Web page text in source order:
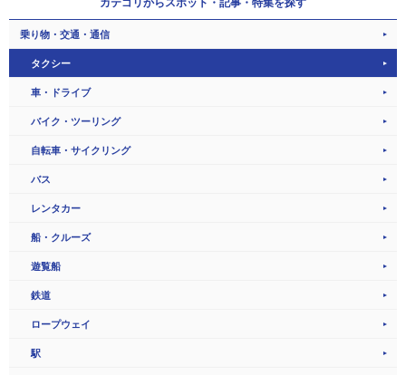
カテゴリからスポット・記事・特集を探す
乗り物・交通・通信
タクシー
車・ドライブ
バイク・ツーリング
自転車・サイクリング
バス
レンタカー
船・クルーズ
遊覧船
鉄道
ロープウェイ
駅